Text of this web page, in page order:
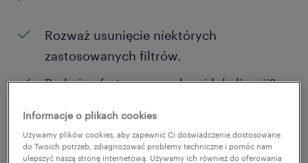
Rozważ usunięcie niektórych
zastosowanych filtrów.
Brakuje ofert pracy w danej lokalizacji?
poszukiwań?
Zmień nazwę stanowiska albo słowa
Informacje o plikach cookies
Używamy plików cookies, aby zapewnić Ci doświadczenie dostosowane
do Twoich potrzeb, zdiagnozować problemy techniczne i pomóc nam
ulepszyć naszą stronę internetową. Używamy ich również do oferowania